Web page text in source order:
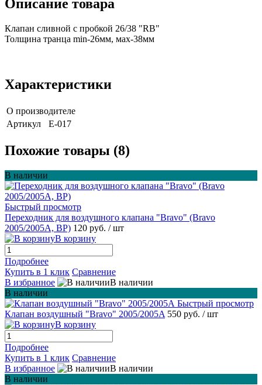
Описание товара
Клапан сливной с пробкой 26/38 "RB"
Толщина транца min-26мм, мах-38мм
Характеристики
О производителе
Артикул
Е-017
Похожие товары (8)
В наличии
Быстрый просмотр
Переходник для воздушного клапана "Bravo" (Bravo
2005/2005A, BP) 120 руб. / шт
В корзину
Подробнее
Купить в 1 клик Сравнение
В избранное
В наличии
В наличии
Быстрый просмотр
Клапан воздушный "Bravo" 2005/2005A 550 руб. / шт
В корзину
Подробнее
Купить в 1 клик Сравнение
В избранное
В наличии
В наличии